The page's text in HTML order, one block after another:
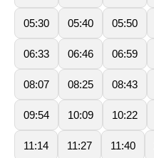
05:30 05:40 05:50
06:33 06:46 06:59
08:07 08:25 08:43
09:54 10:09 10:22
11:14 11:27 11:40